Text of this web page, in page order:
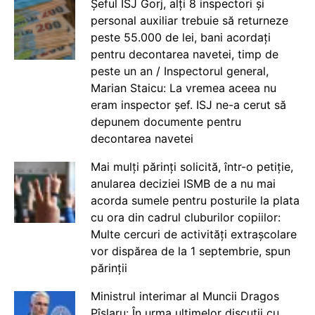
Șeful ISJ Gorj, alți 8 inspectori și
personal auxiliar trebuie să returneze
peste 55.000 de lei, bani acordați
pentru decontarea navetei, timp de
peste un an / Inspectorul general,
Marian Staicu: La vremea aceea nu
eram inspector șef. ISJ ne-a cerut să
depunem documente pentru
decontarea navetei
Mai mulți părinți solicită, într-o petiție,
anularea deciziei ISMB de a nu mai
acorda sumele pentru posturile la plata
cu ora din cadrul cluburilor copiilor:
Multe cercuri de activități extrașcolare
vor dispărea de la 1 septembrie, spun
părinții
Ministrul interimar al Muncii Dragos